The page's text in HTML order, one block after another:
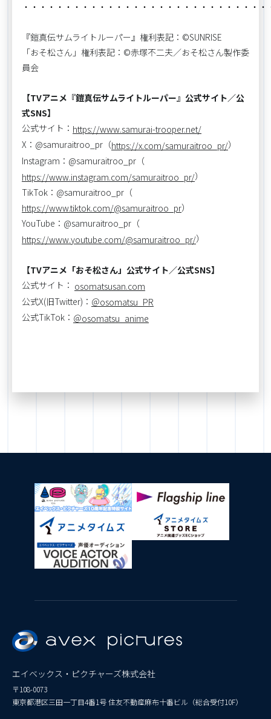
・・・・・・・・・・・・・・・・・・・・・・・・・・・・
『鎧真伝サムライトルーパー』権利表記：©SUNRISE
「おそ松さん」権利表記：©赤塚不二夫／おそ松さん製作委
員会
【TVアニメ『鎧真伝サムライトルーパー』公式サイト／公
式SNS】
公式サイト： https://www.samurai-trooper.net/
X：@samuraitroo_pr（https://x.com/samuraitroo_pr/）
Instagram：@samuraitroo_pr（
https://www.instagram.com/samuraitroo_pr/）
TikTok：@samuraitroo_pr（
https://www.tiktok.com/@samuraitroo_pr）
YouTube：@samuraitroo_pr（
https://www.youtube.com/@samuraitroo_pr/）
【TVアニメ「おそ松さん」公式サイト／公式SNS】
公式サイト： osomatsusan.com
公式X(旧Twitter)： ＠osomatsu_PR
公式TikTok： ＠osomatsu_anime
エイベックス・ピクチャーズ株式会社
〒108-0073
東京都港区三田一丁目4番1号 住友不動産麻布十番ビル（総合受付10F）